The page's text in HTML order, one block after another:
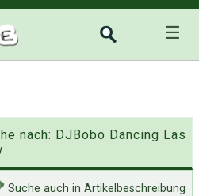
☰
nach: DJBobo Dancing Las
Suche auch in Artikelbeschreibung